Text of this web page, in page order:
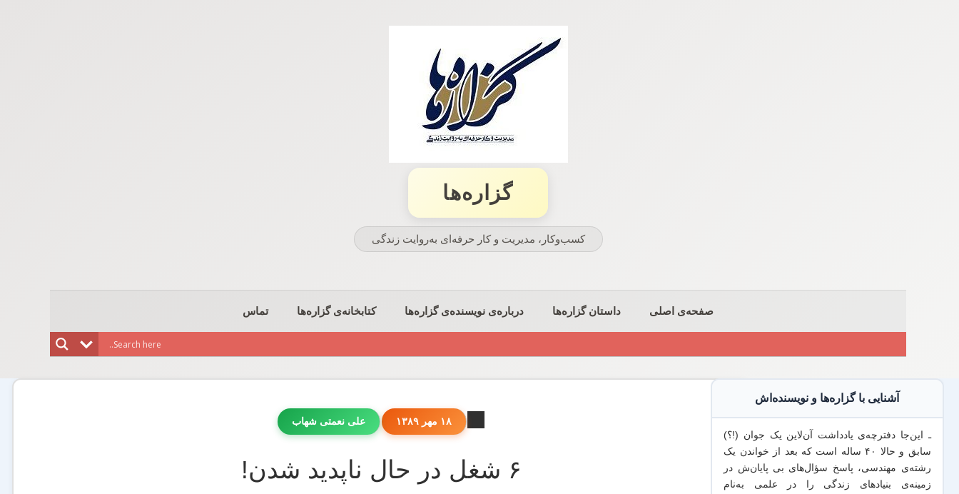
گزاره‌ها
کسب‌وکار، مدیریت و كار حرفه‌ای به‌روایت زندگی
صفحه‌ی اصلی داستان گزاره‌ها درباره‌ی نویسنده‌ی گزاره‌ها کتابخانه‌ی گزاره‌ها تماس
۱۸ مهر ۱۳۸۹ علی نعمتی شهاب
۶ شغل در حال ناپدید شدن!
آشنایی با گزاره‌ها و نویسنده‌اش
ـ این‌جا دفترچه‌ی یادداشت‌ آن‌لاین یک جوان (!؟)
سابق و حالا ۴۰ ساله است که بعد از خواندن یک
رشته‌ی مهندسی، پاسخ سؤال‌های بی پایان‌ش در
زمینه‌ی بنیادهای زندگی را در علمی به‌نام